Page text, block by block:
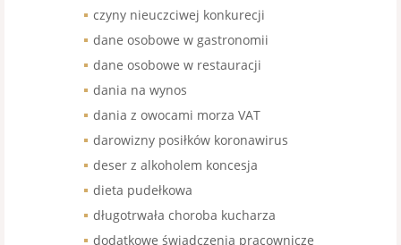
czyny nieuczciwej konkurecji
dane osobowe w gastronomii
dane osobowe w restauracji
dania na wynos
dania z owocami morza VAT
darowizny posiłków koronawirus
deser z alkoholem koncesja
dieta pudełkowa
długotrwała choroba kucharza
dodatkowe świadczenia pracownicze